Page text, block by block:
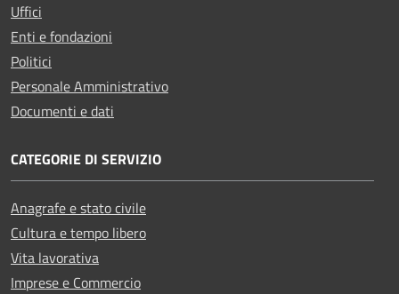
Uffici
Enti e fondazioni
Politici
Personale Amministrativo
Documenti e dati
CATEGORIE DI SERVIZIO
Anagrafe e stato civile
Cultura e tempo libero
Vita lavorativa
Imprese e Commercio